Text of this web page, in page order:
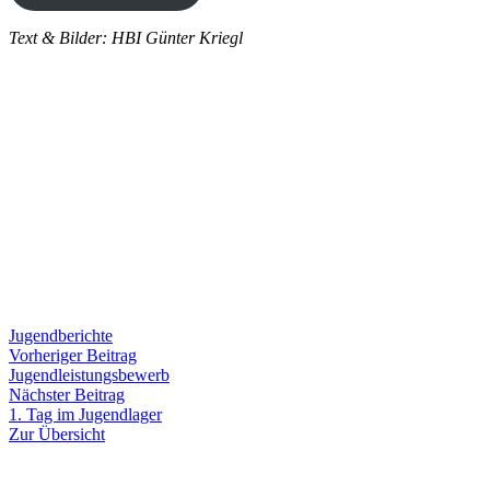
Text & Bilder: HBI Günter Kriegl
Jugendberichte
Beitragsnavigation
Vorheriger BeitragVorheriger
Beitrag:
Jugendleistungsbewerb
Nächster BeitragNächster
Beitrag:
1. Tag im Jugendlager
Zur Übersicht